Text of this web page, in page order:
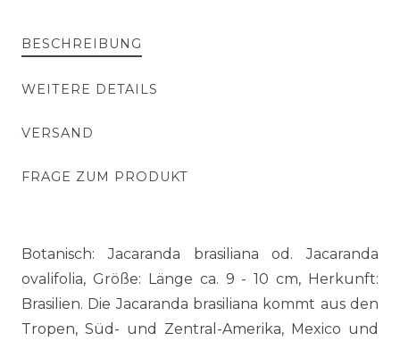
BESCHREIBUNG
WEITERE DETAILS
VERSAND
FRAGE ZUM PRODUKT
Botanisch: Jacaranda brasiliana od. Jacaranda
ovalifolia, Größe: Länge ca. 9 - 10 cm, Herkunft:
Brasilien. Die Jacaranda brasiliana kommt aus den
Tropen, Süd- und Zentral-Amerika, Mexico und